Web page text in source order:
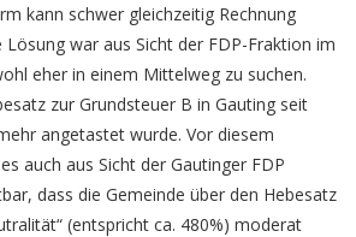
kann schwer gleichzeitig Rechnung
war aus Sicht der FDP-Fraktion im
eher in einem Mittelweg zu suchen.
zur Grundsteuer B in Gauting seit
angetastet wurde. Vor diesem
auch aus Sicht der Gautinger FDP
dass die Gemeinde über den Hebesatz
(entspricht ca. 480%) moderat